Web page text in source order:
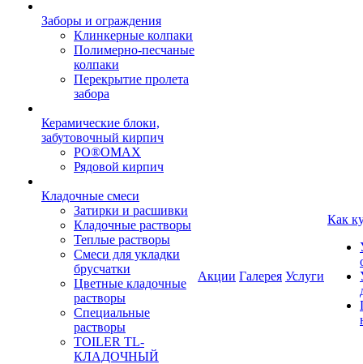
Заборы и ограждения
Клинкерные колпаки
Полимерно-песчаные
колпаки
Перекрытие пролета
забора
Керамические блоки,
забутовочный кирпич
PO®OMAX
Рядовой кирпич
Кладочные смеси
Затирки и расшивки
Кладочные растворы
Теплые растворы
Смеси для укладки
брусчатки
Цветные кладочные
растворы
Специальные
растворы
TOILER TL-
КЛАДОЧНЫЙ
Акции Галерея Услуги
Как